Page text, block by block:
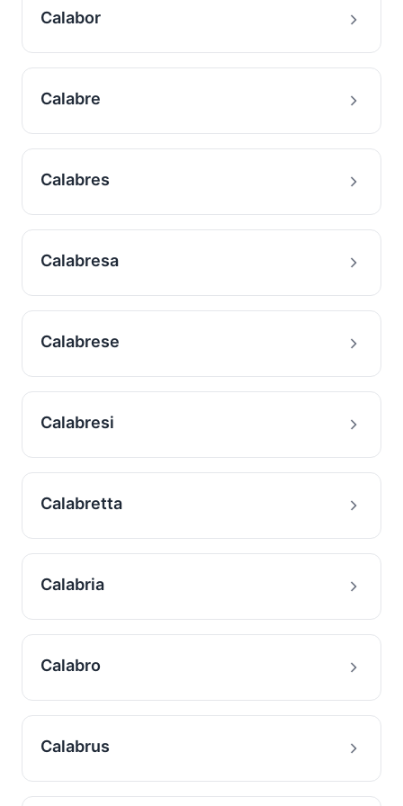
Calabor
Calabre
Calabres
Calabresa
Calabrese
Calabresi
Calabretta
Calabria
Calabro
Calabrus